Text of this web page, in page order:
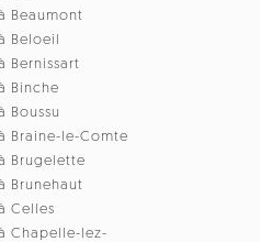
Beaumont
Beloeil
Bernissart
Binche
Boussu
Braine-le-Comte
Brugelette
Brunehaut
Celles
Chapelle-lez-